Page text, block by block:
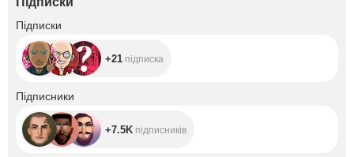
Підписки
+21 підписка
Підписники
+7.5K підписників